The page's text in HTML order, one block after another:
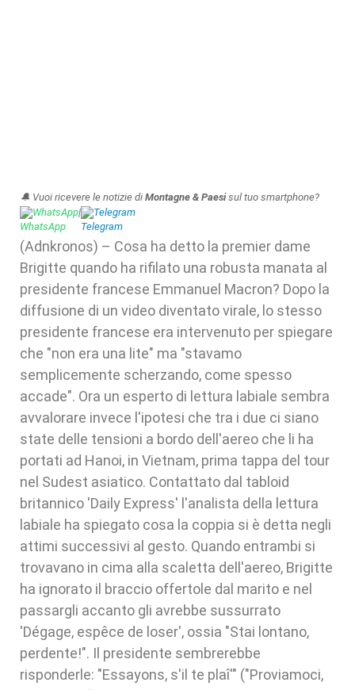
🔔 Vuoi ricevere le notizie di Montagne & Paesisul tuo smartphone?
WhatsApp| Telegram
(Adnkronos) – Cosa ha detto la premier dame
Brigitte quando ha rifilato una robusta manata al
presidente francese Emmanuel Macron? Dopo la
diffusione di un video diventato virale, lo stesso
presidente francese era intervenuto per spiegare
che "non era una lite" ma "stavamo
semplicemente scherzando, come spesso
accade". Ora un esperto di lettura labiale sembra
avvalorare invece l'ipotesi che tra i due ci siano
state delle tensioni a bordo dell'aereo che li ha
portati ad Hanoi, in Vietnam, prima tappa del tour
nel Sudest asiatico. Contattato dal tabloid
britannico 'Daily Express' l'analista della lettura
labiale ha spiegato cosa la coppia si è detta negli
attimi successivi al gesto. Quando entrambi si
trovavano in cima alla scaletta dell'aereo, Brigitte
ha ignorato il braccio offertole dal marito e nel
passargli accanto gli avrebbe sussurrato
'Dégage, espêce de loser', ossia "Stai lontano,
perdente!". Il presidente sembrerebbe
risponderle: "Essayons, s'il te plaî'" ("Proviamoci,